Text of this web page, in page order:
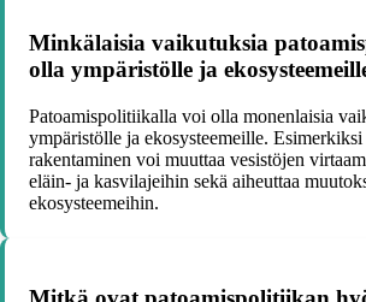
Minkälaisia vaikutuksia
olla ympäristölle ja
Patoamispolitiikalla voi olla monenlaisia
ympäristölle ja ekosysteemeille. Esimerkiksi
rakentaminen voi muuttaa vesistöjen
eläin- ja kasvilajeihin sekä aiheuttaa
ekosysteemeihin.